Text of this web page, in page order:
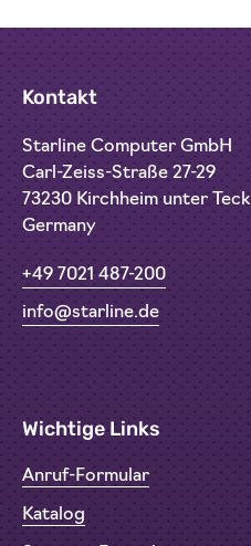
Kontakt
Starline Computer GmbH
Carl-Zeiss-Straße 27-29
73230 Kirchheim unter Teck
Germany
+49 7021 487-200
info@starline.de
Wichtige Links
Anruf-Formular
Katalog